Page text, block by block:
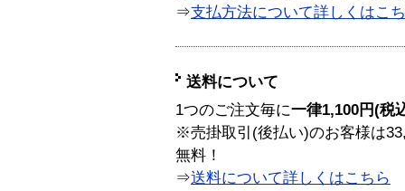
⇒支払方法について詳しくはこ
送料について
1つのご注文毎に一律1,100円(税
※売掛取引(後払い)のお客様は
無料！
⇒送料について詳しくはこちら